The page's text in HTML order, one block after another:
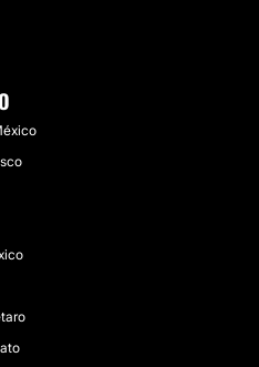
y/o grasa